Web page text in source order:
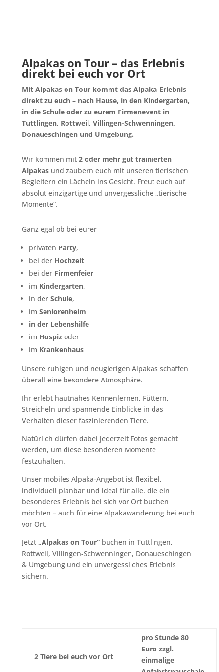
Alpakas on Tour – das Erlebnis
direkt bei euch vor Ort
Mit Alpakas on Tour kommt das Alpaka-Erlebnis
direkt zu euch – nach Hause, in den Kindergarten,
in die Schule oder zu eurem Firmenevent in
Tuttlingen, Rottweil, Villingen-Schwenningen,
Donaueschingen und Umgebung.
Wir kommen mit 2 oder mehr gut trainierten
Alpakasund zaubern euch mit unseren tierischen
Begleitern ein Lächeln ins Gesicht. Freut euch auf
absolut einzigartige und unvergessliche „tierische
Momente“.
Ganz egal ob bei eurer
privaten Party,
bei der Hochzeit
bei der Firmenfeier
im Kindergarten,
in derSchule,
im Seniorenheim
in derLebenshilfe
im Hospizoder
im Krankenhaus
Unsere ruhigen und neugierigen Alpakas schaffen
überall eine besondere Atmosphäre.
Ihr erlebt hautnahes Kennenlernen, Füttern,
Streicheln und spannende Einblicke in das
Verhalten dieser faszinierenden Tiere.
Natürlich dürfen dabei jederzeit Fotos gemacht
werden, um diese besonderen Momente
festzuhalten.
Unser mobiles Alpaka-Angebot ist flexibel,
individuell planbar und ideal für alle, die ein
besonderes Erlebnis bei sich vor Ort buchen
möchten – auch für eine Alpakawanderung bei euch
vor Ort.
Jetzt „Alpakas on Tour“buchen in Tuttlingen,
Rottweil, Villingen-Schwenningen, Donaueschingen
& Umgebung und ein unvergessliches Erlebnis
sichern.
2 Tiere bei euch vor Ort
pro Stunde 80
Euro zzgl.
einmalige